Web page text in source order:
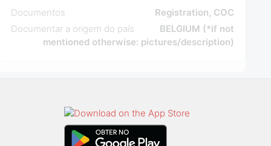
Documentos
Registration, COC
Documentar a origem do país
BELGIUM (*if not
mentioned otherwise: pictures/description)